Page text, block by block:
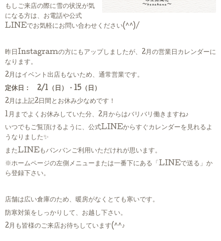
もしご来店の際に雪の状況が気
になる方は、お電話や公式
LINEでお気軽にお問い合わせください(^^)/
昨日Instagramの方にもアップしましたが、2月の営業日カレンダーに
なります。
2月はイベント出店もないため、通常営業です。
定休日： 2/1（日）・15（日）
2月は上記2日間とお休み少なめです！
1月までよくお休みしていた分、2月からはバリバリ働きますね♪
いつでもご覧頂けるように、公式LINEからすぐカレンダーを見れるよ
うなりました✨
またLINEもバンバンご利用いただけれが思います。
※ホームページの左側メニューまたは一番下にある「LINEで送る」か
ら登録下さい。
店舗は広い倉庫のため、暖房がなくとても寒いです。
防寒対策をしっかりして、お越し下さい。
2月も皆様のご来店お待ちしています(^^♪